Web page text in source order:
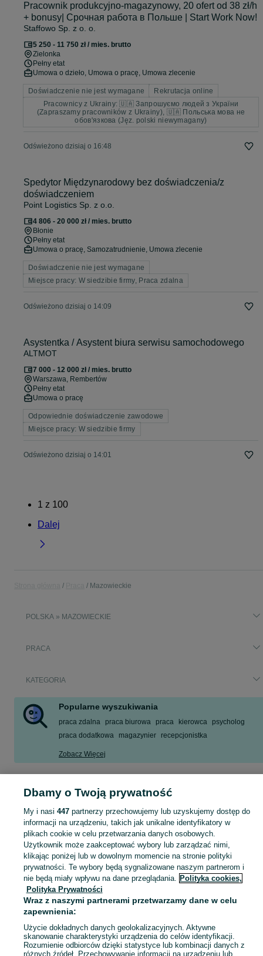
Pracownik produkcyjno-magazynowy, 20 ofert od 38 zł/h
+ bonusy| Срочная работа в Польше | Start Work Now!
Staffowo Sp. z o. o.
5 250 - 11 750 zł / mies. brutto
Zielonka
Pełny etat
Umowa o dzieło, Umowa o pracę, Umowa zlecenie
Doświadczenie nie jest wymagane
Rekrutacja online
Pracownicy z Ukrainy: 🇺🇦 Запрошуємо людей з України
(Zapraszamy pracowników z Ukrainy), 🇺🇦 Польська мова не
обов'язкова (Jęz. polski niewymagany)
Odświeżono dzisiaj o 16:48
Spedytor Międzynarodowy bez doświadczenia/z
doświadczeniem
Point Logistics Sp. z o.o.
4 806 - 20 000 zł / mies. brutto
Błonie
Pełny etat
Umowa o pracę, Samozatrudnienie, Umowa zlecenie
Doświadczenie nie jest wymagane
Miejsce pracy: W siedzibie firmy, Praca zdalna
Odświeżono dzisiaj o 14:09
Asystentka / Asystent biura serwisu samochodowego
ALTMOT
7 000 - 12 000 zł / mies. brutto
Warszawa, Rembertów
Pełny etat
Umowa o pracę
Odpowiednie doświadczenie zawodowe
Miejsce pracy: W siedzibie firmy
Odświeżono dzisiaj o 14:01
1 z 100
Dalej
Mazowieckie
POLSKA » MAZOWIECKIE
PRACA
KATEGORIA
Popularne wyszukiwania
praca zdalna praca biurowa praca kierowca
psycholog
praca dodatkowa
magazynier recepcjonistka
Zobacz Więcej
Mapa kategorii
Mapa miejscowości
Mapa ministron
Popularne wyszukiwania
Dbamy o Twoją prywatność
My i nasi 447partnerzy przechowujemy lub uzyskujemy dostęp do
informacji na urządzeniu, takich jak unikalne identyfikatory w
plikach cookie w celu przetwarzania danych osobowych.
Użytkownik może zaakceptować wybory lub zarządzać nimi,
klikając poniżej lub w dowolnym momencie na stronie polityki
prywatności. Te wybory będą sygnalizowane naszym partnerom i
nie będą miały wpływu na dane przeglądania. Polityka cookies,
Polityka Prywatności
Wraz z naszymi partnerami przetwarzamy dane w celu
zapewnienia:
Użycie dokładnych danych geolokalizacyjnych. Aktywne
skanowanie charakterystyki urządzenia do celów identyfikacji.
Rozumienie odbiorców dzięki statystyce lub kombinacji danych z
różnych źródeł. Przechowywanie informacji na urządzeniu lub